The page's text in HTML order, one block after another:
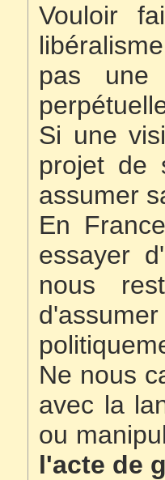
Vouloir
pas une
Si une
projet de
assumer
En
essayer
nous
Ne nous
avec la
ou
l'acte de